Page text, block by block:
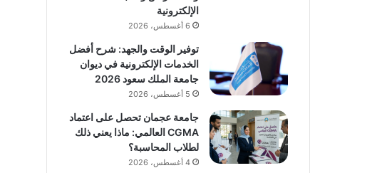
الإلكترونية
6 أغسطس، 2026
توفير الوقت والجهد: شرح أفضل
الخدمات الإلكترونية في ديوان
جامعة الملك سعود 2026
5 أغسطس، 2026
جامعة عجمان تحصل على اعتماد
CGMA العالمي: ماذا يعني ذلك
لطلاب المحاسبة؟
4 أغسطس، 2026